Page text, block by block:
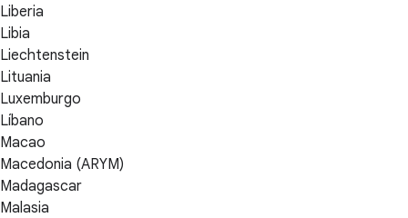
Liberia
Libia
Liechtenstein
Lituania
Luxemburgo
Líbano
Macao
Macedonia (ARYM)
Madagascar
Malasia